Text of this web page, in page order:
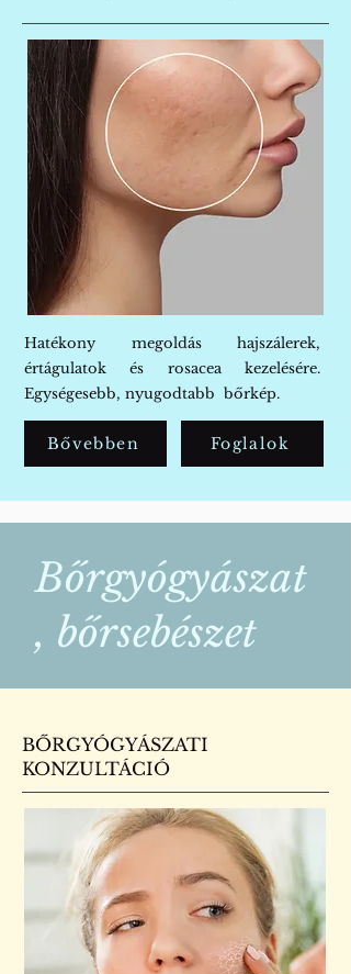
Hatékony megoldás hajszálerek,
értágulatok és rosacea kezelésére.
Egységesebb, nyugodtabb bőrkép.
Bővebben Foglalok
Bőrgyógyászat
, bőrsebészet
BŐRGYÓGYÁSZATI
KONZULTÁCIÓ